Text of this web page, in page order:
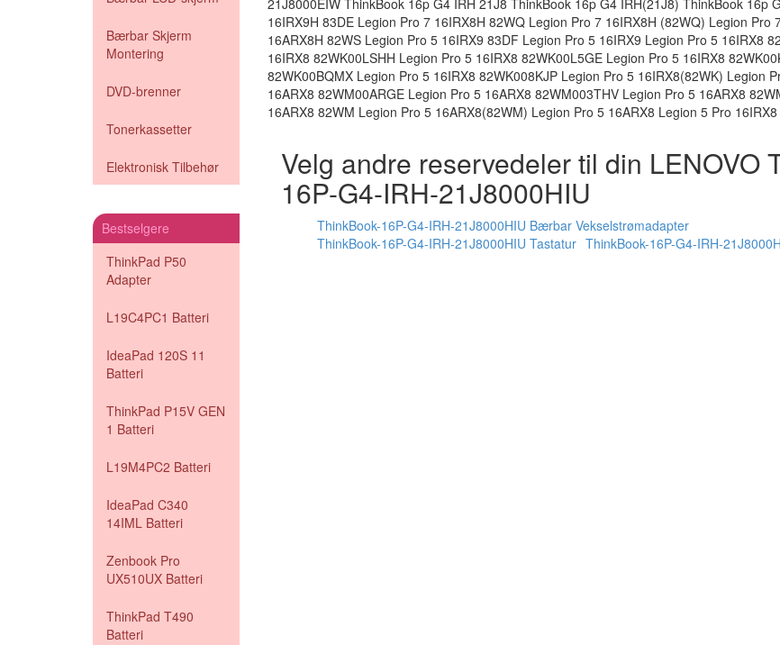
Bærbar Skjerm
Montering
DVD-brenner
Tonerkassetter
Elektronisk Tilbehør
Bestselgere
ThinkPad P50
Adapter
L19C4PC1 Batteri
IdeaPad 120S 11
Batteri
ThinkPad P15V GEN
1 Batteri
L19M4PC2 Batteri
IdeaPad C340
14IML Batteri
Zenbook Pro
UX510UX Batteri
ThinkPad T490
Batteri
21J8000EIW ThinkBook 16p G4 IRH 21J8 ThinkBook 16p G4 IRH(21J8) ThinkBook 16p
16IRX9H 83DE Legion Pro 7 16IRX8H 82WQ Legion Pro 7 16IRX8H (82WQ) Legion Pro
16ARX8H 82WS Legion Pro 5 16IRX9 83DF Legion Pro 5 16IRX9 Legion Pro 5 16IRX8
16IRX8 82WK00LSHH Legion Pro 5 16IRX8 82WK00L5GE Legion Pro 5 16IRX8
82WK00BQMX Legion Pro 5 16IRX8 82WK008KJP Legion Pro 5 16IRX8(82WK) Legion
16ARX8 82WM00ARGE Legion Pro 5 16ARX8 82WM003THV Legion Pro 5 16ARX8
16ARX8 82WM Legion Pro 5 16ARX8(82WM) Legion Pro 5 16ARX8 Legion 5 Pro
Velg andre reservedeler til din LENOVO
16P-G4-IRH-21J8000HIU
ThinkBook-16P-G4-IRH-21J8000HIU Bærbar Vekselstrømadapter
ThinkBook-16P-G4-IRH-21J8000HIU Tastatur ThinkBook-16P-G4-IRH-